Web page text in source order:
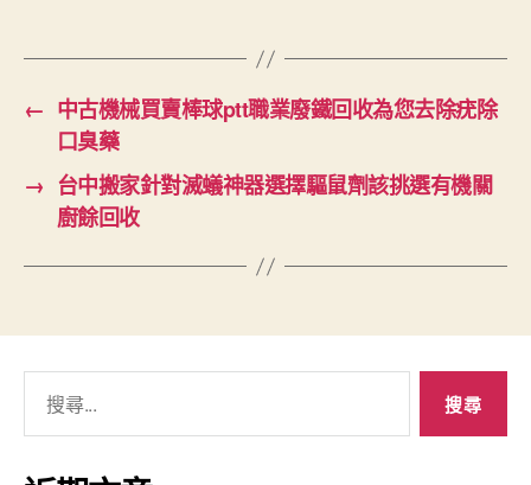
← 中古機械買賣棒球ptt職業廢鐵回收為您去除疣除
口臭藥
→ 台中搬家針對滅蟻神器選擇驅鼠劑該挑選有機關
廚餘回收
關
鍵